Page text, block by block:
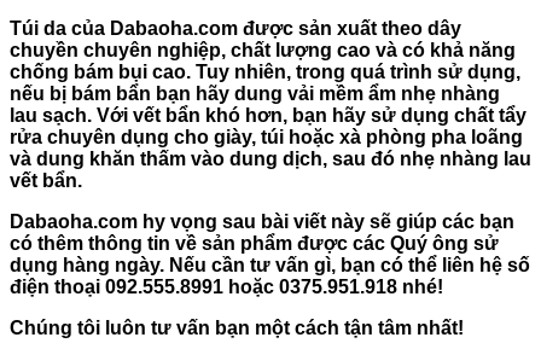
Túi da của Dabaoha.com được sản xuất theo dây
chuyền chuyên nghiệp, chất lượng cao và có khả năng
chống bám bụi cao. Tuy nhiên, trong quá trình sử dụng,
nếu bị bám bẩn bạn hãy dung vải mềm ẩm nhẹ nhàng
lau sạch. Với vết bẩn khó hơn, bạn hãy sử dụng chất tẩy
rửa chuyên dụng cho giày, túi hoặc xà phòng pha loãng
và dung khăn thấm vào dung dịch, sau đó nhẹ nhàng lau
vết bẩn.
Dabaoha.com hy vọng sau bài viết này sẽ giúp các bạn
có thêm thông tin về sản phẩm được các Quý ông sử
dụng hàng ngày. Nếu cần tư vấn gì, bạn có thể liên hệ số
điện thoại 092.555.8991 hoặc 0375.951.918 nhé!
Chúng tôi luôn tư vấn bạn một cách tận tâm nhất!